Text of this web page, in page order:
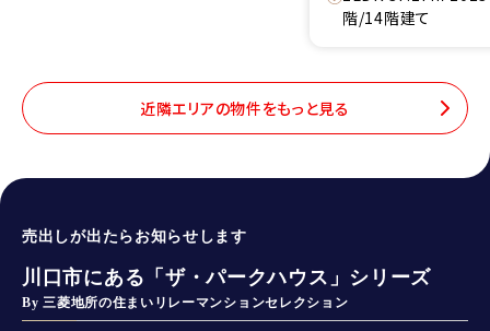
階/14階建て
近隣エリアの物件をもっと見る
売出しが出たらお知らせします
川口市にある「ザ・パークハウス」シリーズ
By 三菱地所の住まいリレーマンションセレクション